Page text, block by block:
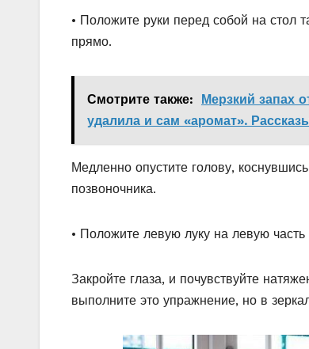
• Положите руки перед собой на стол
прямо.
Смотрите также:
Мерзкий запах
удалила и сам «аромат».
Медленно опустите голову,
позвоночника.
• Положите левую луку на левую
Закройте глаза, и почувствуйте
выполните это упражнение, но в